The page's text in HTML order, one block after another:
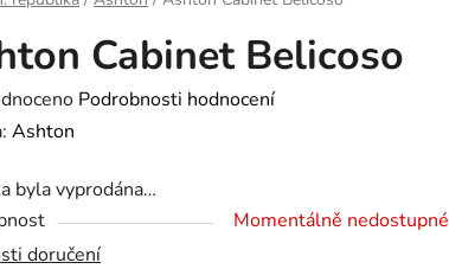
Cabinet Belicoso
Podrobnosti hodnocení
Ashton
byla vyprodána…
Momentálně nedostupné
doručení